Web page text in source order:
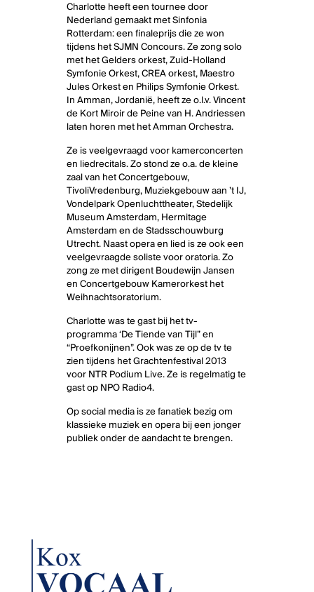
Charlotte heeft een tournee door
Nederland gemaakt met Sinfonia
Rotterdam: een finaleprijs die ze won
tijdens het SJMN Concours. Ze zong solo
met het Gelders orkest, Zuid-Holland
Symfonie Orkest, CREA orkest, Maestro
Jules Orkest en Philips Symfonie Orkest.
In Amman, Jordanië, heeft ze o.l.v. Vincent
de Kort Miroir de Peine van H. Andriessen
laten horen met het Amman Orchestra.
Ze is veelgevraagd voor kamerconcerten
en liedrecitals. Zo stond ze o.a. de kleine
zaal van het Concertgebouw,
TivoliVredenburg, Muziekgebouw aan ’t IJ,
Vondelpark Openluchttheater, Stedelijk
Museum Amsterdam, Hermitage
Amsterdam en de Stadsschouwburg
Utrecht. Naast opera en lied is ze ook een
veelgevraagde soliste voor oratoria. Zo
zong ze met dirigent Boudewijn Jansen
en Concertgebouw Kamerorkest het
Weihnachtsoratorium.
Charlotte was te gast bij het tv-
programma ‘De Tiende van Tijl” en
“Proefkonijnen”. Ook was ze op de tv te
zien tijdens het Grachtenfestival 2013
voor NTR Podium Live. Ze is regelmatig te
gast op NPO Radio4.
Op social media is ze fanatiek bezig om
klassieke muziek en opera bij een jonger
publiek onder de aandacht te brengen.